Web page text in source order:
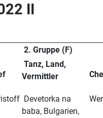
II
2. Gruppe (F)
Tanz, Land,
Vermittler
Devetorka na
baba, Bulgarien,